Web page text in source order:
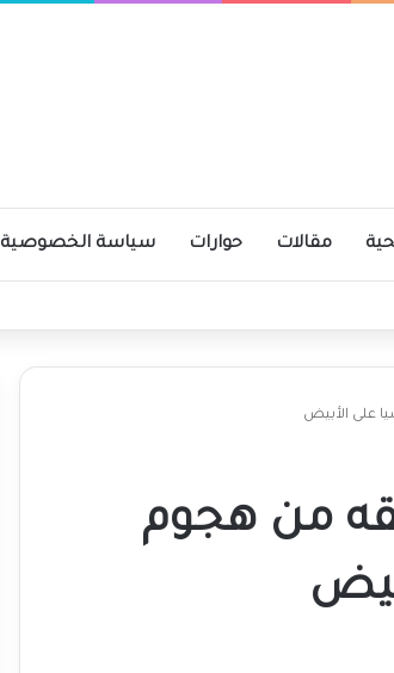
مقالات حوارات سياسة الخصوصية
على الأبيض
من هجوم